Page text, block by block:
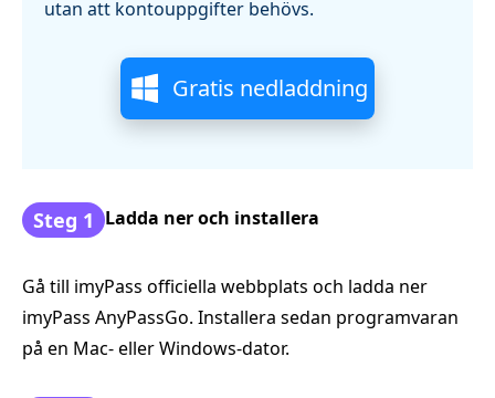
utan att kontouppgifter behövs.
Gratis nedladdning
Steg 1 Ladda ner och installera
Gå till imyPass officiella webbplats och ladda ner
imyPass AnyPassGo. Installera sedan programvaran
på en Mac- eller Windows-dator.